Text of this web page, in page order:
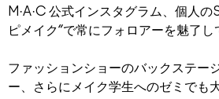
M·A·C 公式インスタグラム、個人の
ピメイク”で常にフォロアーを魅了し
ファッションショーのバックステー
ー、さらにメイク学生へのゼミでも